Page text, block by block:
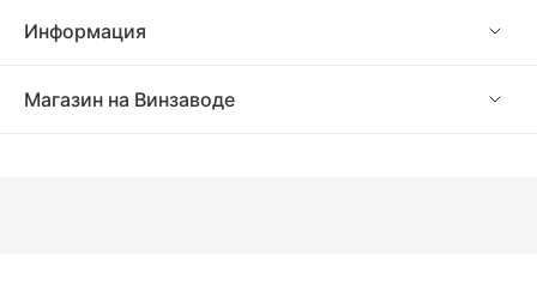
Информация
Магазин на Винзаводе